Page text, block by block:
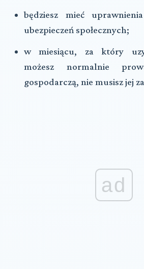
będziesz mieć
ubezpieczeń społecznych;
w miesiącu, za który
możesz normalnie
gospodarczą, nie musisz jej
ad